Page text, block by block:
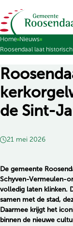
Ga naar de inhoud
Home Nieuws
Roosendaal laat
de Sint-
21 mei 2026
De gemeente
Schyven-Vermeulen-
volledig laten klinken.
samen met de stad,
Daarmee krijgt het
binnen de nieuwe